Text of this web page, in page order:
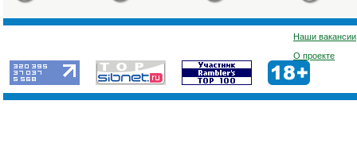
Наши вакансии
О проекте